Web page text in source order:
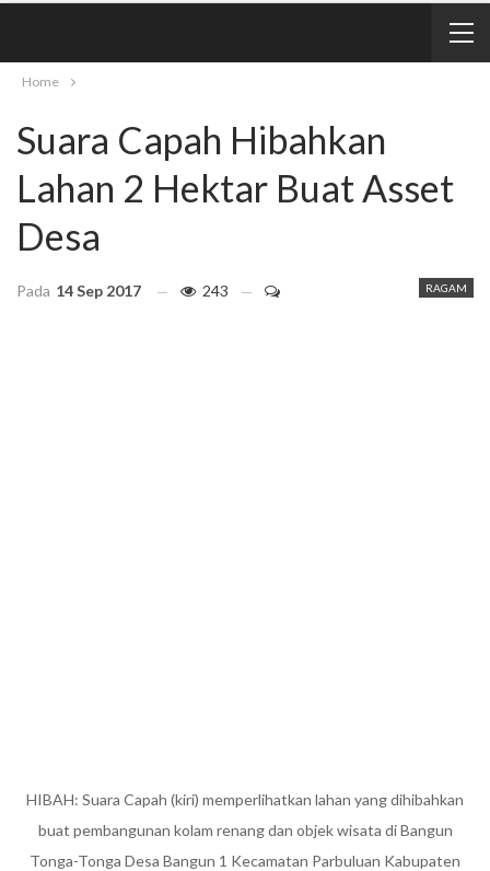
Home
Suara Capah Hibahkan
Lahan 2 Hektar Buat Asset
Desa
RAGAM
Pada 14 Sep 2017 243
HIBAH: Suara Capah (kiri) memperlihatkan lahan yang dihibahkan
buat pembangunan kolam renang dan objek wisata di Bangun
Tonga-Tonga Desa Bangun 1 Kecamatan Parbuluan Kabupaten